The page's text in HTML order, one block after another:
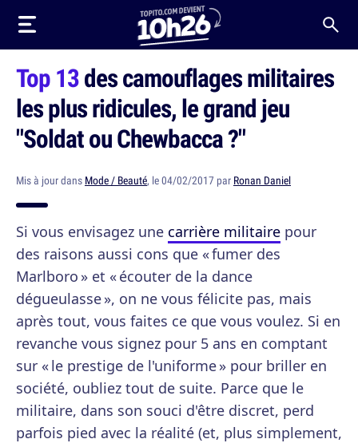
Top 13des camouflages militaires
les plus ridicules, le grand jeu
"Soldat ou Chewbacca ?"
Mis à jour dans Mode / Beauté, le 04/02/2017 par Ronan Daniel
Si vous envisagez une carrière militaire pour
des raisons aussi cons que « fumer des
Marlboro » et « écouter de la dance
dégueulasse », on ne vous félicite pas, mais
après tout, vous faites ce que vous voulez. Si en
revanche vous signez pour 5 ans en comptant
sur « le prestige de l'uniforme » pour briller en
société, oubliez tout de suite. Parce que le
militaire, dans son souci d'être discret, perd
parfois pied avec la réalité (et, plus simplement,